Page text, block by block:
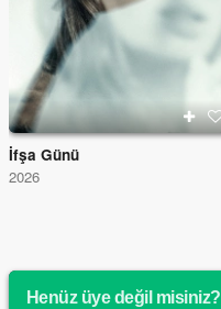
İfşa Günü
2026
Henüz üye değil misiniz?